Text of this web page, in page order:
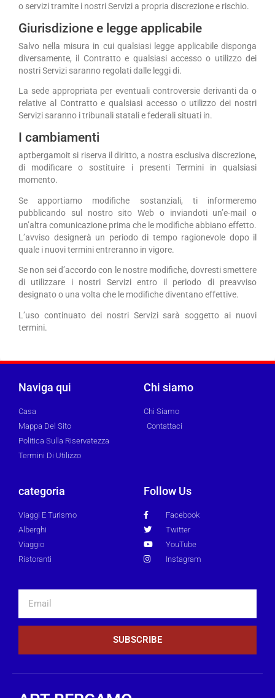
o servizi tramite i nostri Servizi a propria discrezione e rischio.
Giurisdizione e legge applicabile
Salvo nella misura in cui qualsiasi legge applicabile disponga
diversamente, il Contratto e qualsiasi accesso o utilizzo dei
nostri Servizi saranno regolati dalle leggi di.
La sede appropriata per eventuali controversie derivanti da o
relative al Contratto e qualsiasi accesso o utilizzo dei nostri
Servizi saranno i tribunali statali e federali situati in.
I cambiamenti
aptbergamoit si riserva il diritto, a nostra esclusiva discrezione,
di modificare o sostituire i presenti Termini in qualsiasi
momento.
Se apportiamo modifiche sostanziali, ti informeremo
pubblicando sul nostro sito Web o inviandoti un’e-mail o
un’altra comunicazione prima che le modifiche abbiano effetto.
L’avviso designerà un periodo di tempo ragionevole dopo il
quale i nuovi termini entreranno in vigore.
Se non sei d’accordo con le nostre modifiche, dovresti smettere
di utilizzare i nostri Servizi entro il periodo di preavviso
designato o una volta che le modifiche diventano effettive.
L’uso continuato dei nostri Servizi sarà soggetto ai nuovi
termini.
Naviga qui
Casa
Mappa Del Sito
Politica Sulla Riservatezza
Termini Di Utilizzo
Chi siamo
Chi Siamo
Contattaci
categoria
Viaggi E Turismo
Alberghi
Viaggio
Ristoranti
Follow Us
Facebook
Twitter
YouTube
Instagram
SUBSCRIBE